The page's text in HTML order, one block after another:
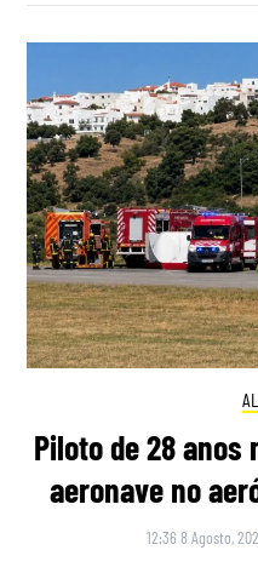
Piloto de 28 anos
aeronave no
12:36 8 Agosto,